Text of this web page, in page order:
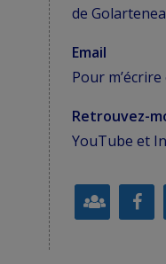
de
Email
Pour m’écrire
Retrouvez-
YouTube et